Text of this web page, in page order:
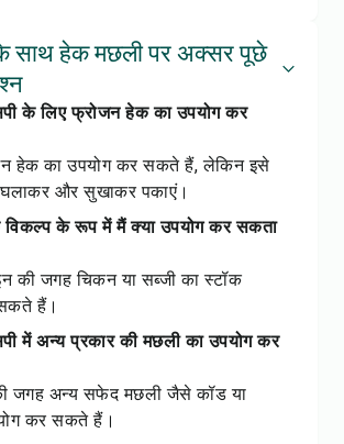
साथ हेक मछली पर अक्सर पूछे
के लिए फ्रोजन हेक का उपयोग कर
हेक का उपयोग कर सकते हैं, लेकिन इसे
और सुखाकर पकाएं।
के रूप में मैं क्या उपयोग कर सकता
की जगह चिकन या सब्जी का स्टॉक
हैं।
में अन्य प्रकार की मछली का उपयोग कर
जगह अन्य सफेद मछली जैसे कॉड या
कर सकते हैं।